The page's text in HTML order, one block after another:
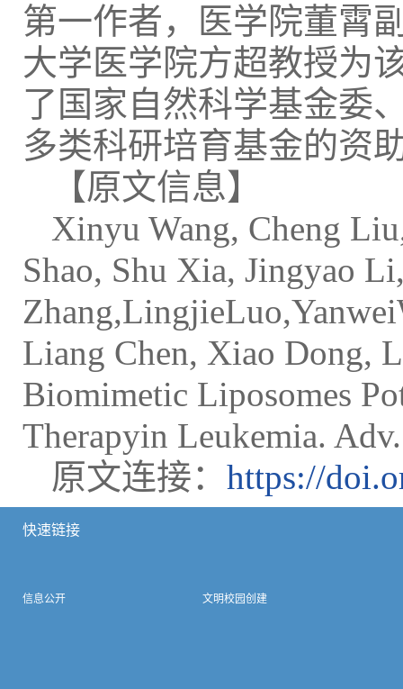
第一作者，医学院董霄
大学医学院方超教授为
了国家自然科学基金委
多类科研培育基金的资
【原文信息】
Xinyu Wang, Cheng
Shao, Shu Xia, Jingyao
Liang Chen, Xiao Dong,
Biomimetic Liposomes
Therapyin Leukemia.
原文连接： https://
快速链接
信息公开 文明校园创建